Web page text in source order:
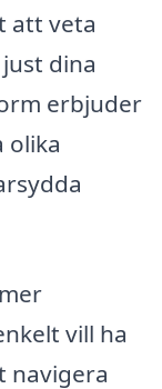
att veta
dina
erbjuder
olika
vill ha
navigera